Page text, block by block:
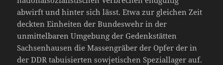
abwirft und hinter sich lässt. Etwa zur gleichen Zeit
deckten Einheiten der Bundeswehr in der
unmittelbaren Umgebung der Gedenkstätten
Sachsenhausen die Massengräber der Opfer der in
der DDR tabuisierten sowjetischen Speziallager auf.